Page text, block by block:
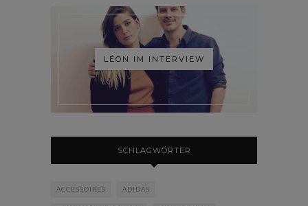
LÉON IM INTERVIEW
SCHLAGWÖRTER
ACCESSOIRES ADIDAS